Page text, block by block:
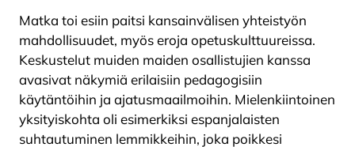
Matka toi esiin paitsi kansainvälisen yhteistyön
mahdollisuudet, myös eroja opetuskulttuureissa.
Keskustelut muiden maiden osallistujien kanssa
avasivat näkymiä erilaisiin pedagogisiin
käytäntöihin ja ajatusmaailmoihin. Mielenkiintoinen
yksityiskohta oli esimerkiksi espanjalaisten
suhtautuminen lemmikkeihin, joka poikkesi